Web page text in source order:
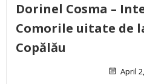
Dorinel Cosma –
Comorile uitate de
Copălău
April